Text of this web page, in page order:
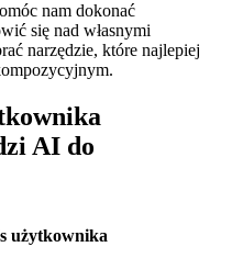
nam dokonać
się nad własnymi
narzędzie, które najlepiej
AI do
użytkownika